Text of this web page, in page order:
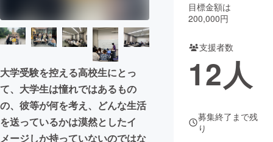
CAMPFIRE Creation
CAMPFIREふるさと納税machi-ya コミュニティ
大学受験を控える高校生にとっ
て、大学生は憧れではあるもの
の、彼等が何を考え、どんな生活
を送っているかは漠然としたイ
メージしか持っていないのではな
目標金額は
200,000円
支援者数
12人
募集終了まで残
り